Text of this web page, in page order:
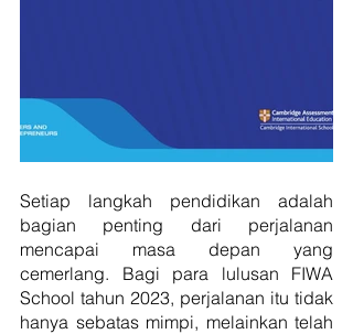
Setiap langkah pendidikan adalah
bagian penting dari perjalanan
mencapai masa depan yang
cemerlang. Bagi para lulusan FIWA
School tahun 2023, perjalanan itu tidak
hanya sebatas mimpi, melainkan telah